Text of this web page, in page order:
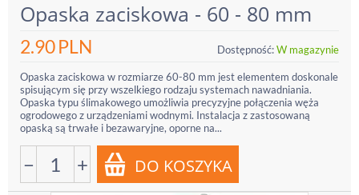
Opaska zaciskowa - 60 - 80 mm
2.90PLN Dostępność:W magazynie
Opaska zaciskowa w rozmiarze 60-80 mm jest elementem doskonale
spisującym się przy wszelkiego rodzaju systemach nawadniania.
Opaska typu ślimakowego umożliwia precyzyjne połączenia węża
ogrodowego z urządzeniami wodnymi. Instalacja z zastosowaną
opaską są trwałe i bezawaryjne, oporne na...
− +